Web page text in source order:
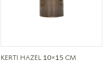
KERTI HAZEL 10×15 CM